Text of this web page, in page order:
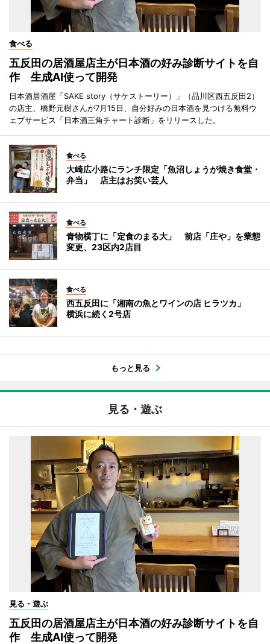
食べる
五反田の居酒屋店主が日本酒の好み診断サイトを自
作 生成AI使って開発
日本酒居酒屋「SAKE story（サケストーリー）」（品川区西五反田2）
の店主、橋野元樹さんが7月15日、自分好みの日本酒を見つける無料ウ
ェブサービス「日本酒三角チャート診断」をリリースした。
食べる
大崎広小路にランチ限定「魚沼しょうが焼き食堂・
弁当」 店主はお笑い芸人
食べる
青物横丁に「定食のまる大」 前店「庄や」を業態
変更、23区内2店目
食べる
西五反田に「湘南の魚とワインの店 ヒラツカ」
横浜に続く2号店
もっと見る
見る・遊ぶ
見る・遊ぶ
五反田の居酒屋店主が日本酒の好み診断サイトを自
作 生成AI使って開発